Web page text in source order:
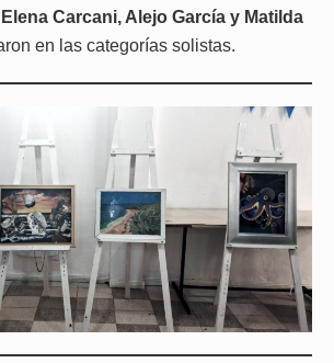
Elena Carcani, Alejo García y Matilda
en las categorías solistas.